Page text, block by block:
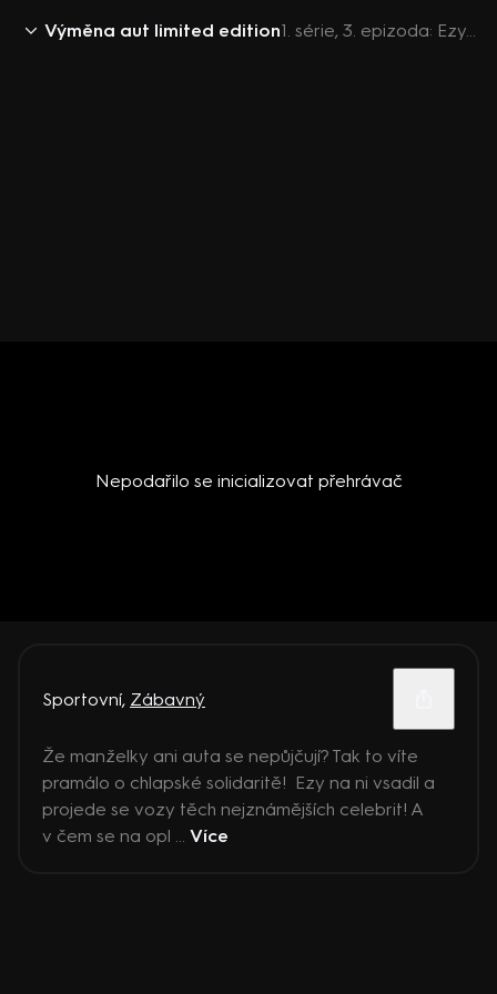
Výměna aut limited edition 1. série, 3. epizoda: Ezy&Jan Komínek
Nepodařilo se inicializovat přehrávač
Sportovní, Zábavný
Že manželky ani auta se nepůjčují? Tak to víte
pramálo o chlapské solidaritě! Ezy na ni vsadil a
projede se vozy těch nejznámějších celebrit! A
v čem se na opl ... Více